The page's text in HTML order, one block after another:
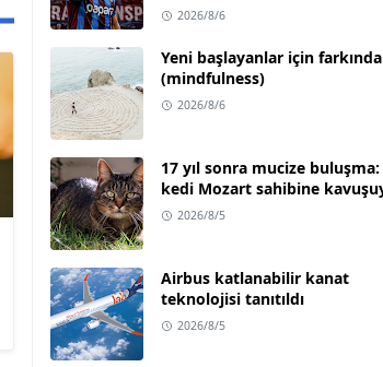
2026/8/6
Yeni başlayanlar için
(mindfulness)
2026/8/6
17 yıl sonra mucize buluşma:
kedi Mozart sahibine
2026/8/5
Airbus katlanabilir kanat
teknolojisi tanıtıldı
2026/8/5